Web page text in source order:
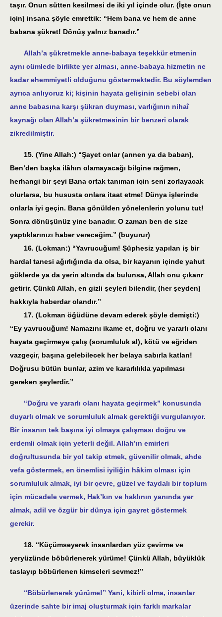
taşır. Onun sütten kesilmesi de iki yıl içinde olur. (İşte onun
için) insana şöyle emrettik: “Hem bana ve hem de anne
babana şükret! Dönüş yalnız banadır.”
Allah’a şükretmekle anne-babaya teşekkür etmenin
aynı cümlede birlikte yer alması, anne-babaya hizmetin ne
kadar ehemmiyetli olduğunu göstermektedir. Bu söylemden
ayrıca anlıyoruz ki; kişinin hayata gelişinin sebebi olan
anne babasına karşı şükran duyması, varlığının nihaî
kaynağı olan Allah’a şükretmesinin bir benzeri olarak
zikredilmiştir.
15. (Yine Allah:) “Şayet onlar (annen ya da baban),
Ben’den başka ilâhın olamayacağı bilgine rağmen,
herhangi bir şeyi Bana ortak tanıman için seni zorlayacak
olurlarsa, bu hususta onlara itaat etme! Dünya işlerinde
onlarla iyi geçin. Bana gönülden yönelenlerin yolunu tut!
Sonra dönüşünüz yine banadır. O zaman ben de size
yaptıklarınızı haber vereceğim.” (buyurur)
16. (Lokman:) “Yavrucuğum! Şüphesiz yapılan iş bir
hardal tanesi ağırlığında da olsa, bir kayanın içinde yahut
göklerde ya da yerin altında da bulunsa, Allah onu çıkarır
getirir. Çünkü Allah, en gizli şeyleri bilendir, (her şeyden)
hakkıyla haberdar olandır.”
17. (Lokman öğüdüne devam ederek şöyle demişti:)
“Ey yavrucuğum! Namazını ikame et, doğru ve yararlı olanı
hayata geçirmeye çalış (sorumluluk al), kötü ve eğriden
vazgeçir, başına gelebilecek her belaya sabırla katlan!
Doğrusu bütün bunlar, azim ve kararlılıkla yapılması
gereken şeylerdir.”
“Doğru ve yararlı olanı hayata geçirmek” konusunda
duyarlı olmak ve sorumluluk almak gerektiği vurgulanıyor.
Bir insanın tek başına iyi olmaya çalışması doğru ve
erdemli olmak için yeterli değil. Allah’ın emirleri
doğrultusunda bir yol takip etmek, güvenilir olmak, ahde
vefa göstermek, en önemlisi iyiliğin hâkim olması için
sorumluluk almak, iyi bir çevre, güzel ve faydalı bir toplum
için mücadele vermek, Hak’kın ve haklının yanında yer
almak, adil ve özgür bir dünya için gayret göstermek
gerekir.
18. “Küçümseyerek insanlardan yüz çevirme ve
yeryüzünde böbürlenerek yürüme! Çünkü Allah, büyüklük
taslayıp böbürlenen kimseleri sevmez!”
“Böbürlenerek yürüme!” Yani, kibirli olma, insanlar
üzerinde sahte bir imaj oluşturmak için farklı markalar